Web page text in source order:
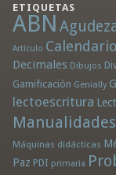
ETIQUETAS
ABN
Artículo Calendario
Decimales Dibujos
Gamificación Genially
lectoescritura
Manualidades
Máquinas didácticas
Paz PDI primaria